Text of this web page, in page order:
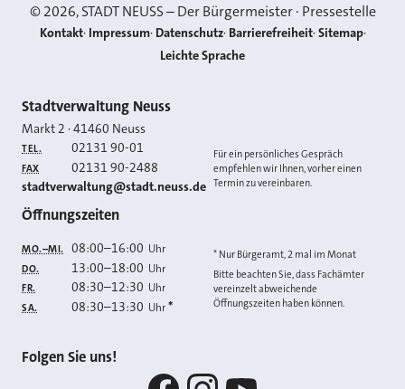
©2026, STADT NEUSS – Der Bürgermeister · Pressestelle
Kontakt Impressum Datenschutz Barrierefreiheit Sitemap
Leichte Sprache
Kontakt
Stadtverwaltung Neuss
Markt 2 ·41460 Neuss
TEL. 02131 90-01
FAX 02131 90-2488
E-MAIL
stadtverwaltung@stadt.neuss.de
Für ein persönliches Gespräch
empfehlen wir Ihnen, vorher einen
Termin zu vereinbaren.
Öffnungszeiten
MO.–MI. 08:00–16:00 Uhr
DO. 13:00–18:00 Uhr
FR. 08:30–12:30 Uhr
SA. 08:30–13:30 Uhr *
* Nur Bürgeramt, 2 mal im Monat
Bitte beachten Sie, dass Fachämter
vereinzelt abweichende
Öffnungszeiten haben können.
Folgen Sie uns!